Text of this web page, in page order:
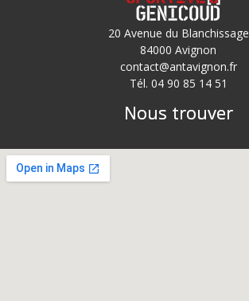
20 Avenue du Blanchissage
84000 Avignon
contact@antavignon.fr
Tél. 04 90 85 14 51
Nous trouver